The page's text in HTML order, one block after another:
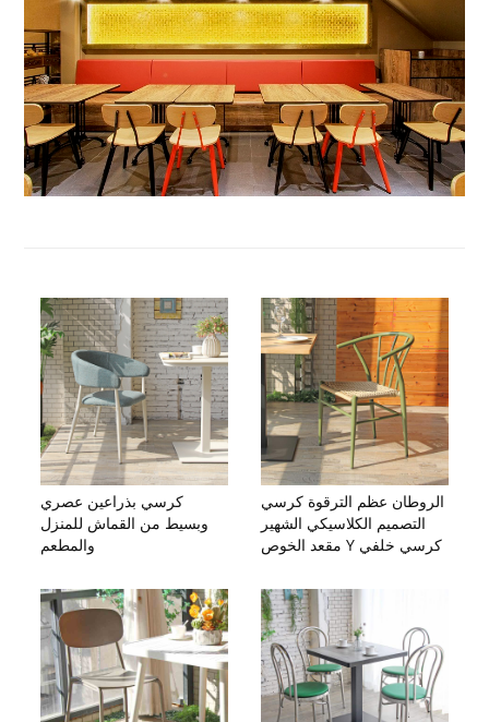
كرسي بذراعين عصري
وبسيط من القماش للمنزل
والمطعم
الروطان عظم الترقوة كرسي
التصميم الكلاسيكي الشهير
مقعد الخوص Y كرسي خلفي